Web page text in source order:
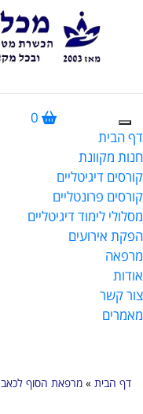
0
דף הבית
חנות מקוונת
קורסים דיגיטליים
קורסים פרונטליים
מסלולי לימוד דיגיטליים
הפקת אירועים
מרפאה
אודות
צור קשר
מאמרים
דף הבית » מרפאת הסוף לכאב